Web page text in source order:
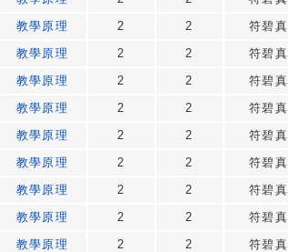
教學原理 2 2 符碧真
教學原理 2 2 符碧真
教學原理 2 2 符碧真
教學原理 2 2 符碧真
教學原理 2 2 符碧真
教學原理 2 2 符碧真
教學原理 2 2 符碧真
教學原理 2 2 符碧真
教學原理 2 2 符碧真